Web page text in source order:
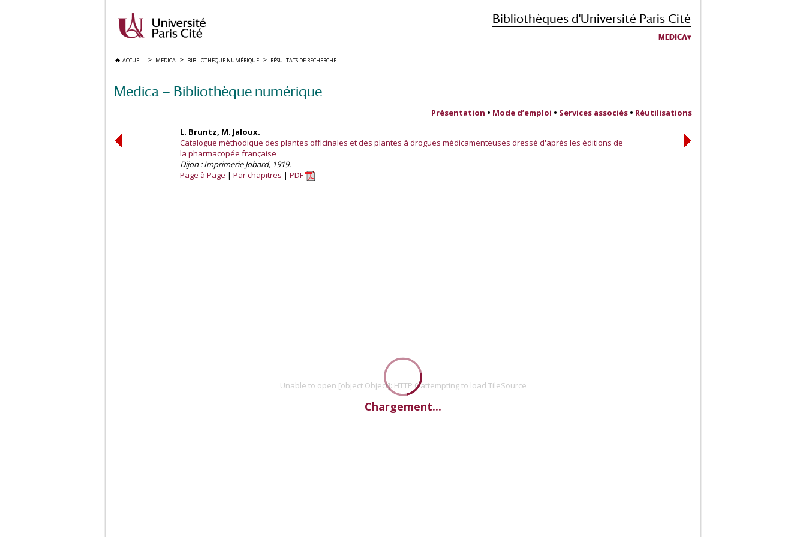
Bibliothèques d'Université Paris Cité
MEDICA
ACCUEIL MEDICA BIBLIOTHÈQUE NUMÉRIQUE RÉSULTATS DE RECHERCHE
Medica — Bibliothèque numérique
Présentation • Mode d’emploi • Services associés • Réutilisations
L. Bruntz, M. Jaloux.
Catalogue méthodique des plantes officinales et des plantes à drogues médicamenteuses dressé d'après les éditions de
la pharmacopée française
Dijon : Imprimerie Jobard, 1919.
Page à Page
Par chapitres PDF
Unable to open [object Object]: HTTP 0 attempting to load TileSource
Chargement...